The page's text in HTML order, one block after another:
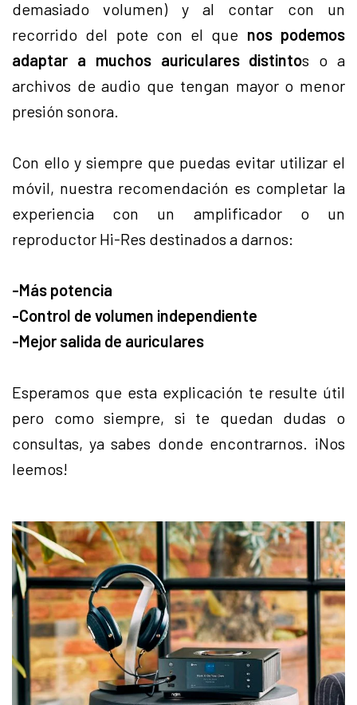
demasiado volumen) y al contar con un
recorrido del pote con el que nos podemos
adaptar a muchos auriculares distintos o a
archivos de audio que tengan mayor o menor
presión sonora.
Con ello y siempre que puedas evitar utilizar el
móvil, nuestra recomendación es completar la
experiencia con un amplificador o un
reproductor Hi-Res destinados a darnos:
-Más potencia
-Control de volumen independiente
-Mejor salida de auriculares
Esperamos que esta explicación te resulte útil
pero como siempre, si te quedan dudas o
consultas, ya sabes donde encontrarnos. ¡Nos
leemos!